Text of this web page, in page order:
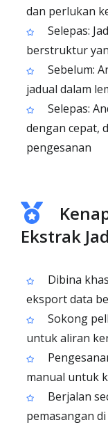
dan perlukan
Selepas:
berstruktur
Sebelum:
jadual dalam
Selepas:
dengan cepat,
pengesanan
Ekstrak
Dibina
eksport data
Sokong
untuk aliran
manual untuk
Berjalan
pemasangan